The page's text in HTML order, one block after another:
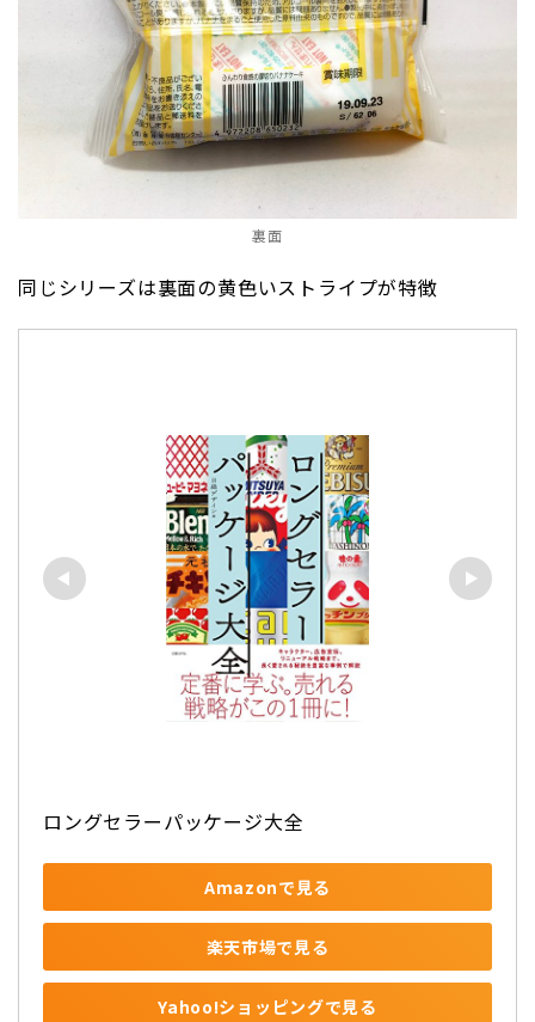
裏面
同じシリーズは裏面の黄色いストライプが特徴
ロングセラーパッケージ大全
Amazonで見る
楽天市場で見る
Yahoo!ショッピングで見る